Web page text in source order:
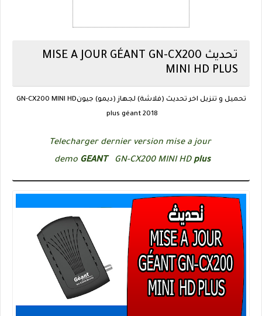
تحديث MISE A JOUR GÉANT GN-CX200
MINI HD PLUS
تحميل و تنزيل اخر تحديث (فلاشة) لجهاز (ديمو) جيونGN-CX200 MINI HD
plus géant 2018
Telecharger dernier version mise a jour
demo GEANT GN-CX200 MINI HDplus